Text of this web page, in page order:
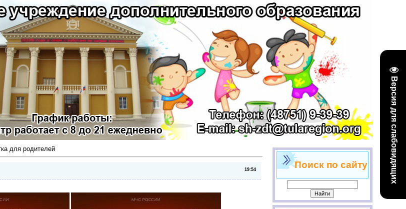
Версия для слабовидящих
для родителей
19:54 Поиск по сайту